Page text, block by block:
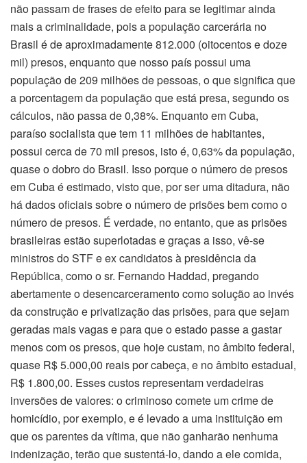
não passam de frases de efeito para se legitimar ainda
mais a criminalidade, pois a população carcerária no
Brasil é de aproximadamente 812.000 (oitocentos e doze
mil) presos, enquanto que nosso país possui uma
população de 209 milhões de pessoas, o que significa que
a porcentagem da população que está presa, segundo os
cálculos, não passa de 0,38%. Enquanto em Cuba,
paraíso socialista que tem 11 milhões de habitantes,
possui cerca de 70 mil presos, isto é, 0,63% da população,
quase o dobro do Brasil. Isso porque o número de presos
em Cuba é estimado, visto que, por ser uma ditadura, não
há dados oficiais sobre o número de prisões bem como o
número de presos. É verdade, no entanto, que as prisões
brasileiras estão superlotadas e graças a isso, vê-se
ministros do STF e ex candidatos à presidência da
República, como o sr. Fernando Haddad, pregando
abertamente o desencarceramento como solução ao invés
da construção e privatização das prisões, para que sejam
geradas mais vagas e para que o estado passe a gastar
menos com os presos, que hoje custam, no âmbito federal,
quase R$ 5.000,00 reais por cabeça, e no âmbito estadual,
R$ 1.800,00. Esses custos representam verdadeiras
inversões de valores: o criminoso comete um crime de
homicídio, por exemplo, e é levado a uma instituição em
que os parentes da vítima, que não ganharão nenhuma
indenização, terão que sustentá-lo, dando a ele comida,